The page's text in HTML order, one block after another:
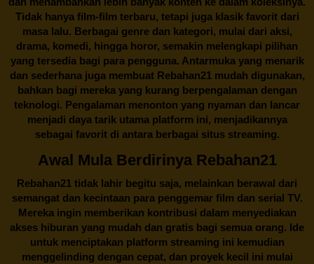
Tidak hanya film-film terbaru, tetapi juga klasik favorit dari
masa lalu. Berbagai genre dan kategori, mulai dari aksi,
drama, komedi, hingga horor, semakin melengkapi pilihan
yang tersedia bagi para pengguna. Antarmuka yang menarik
dan sederhana juga membuatRebahan21mudah digunakan,
bahkan bagi mereka yang kurang berpengalaman dengan
teknologi. Pengalaman menonton yang nyaman dan lancar
menjadi daya tarik utama platform ini, menjadikannya
sebagai favorit di antara berbagai situs streaming.
Awal Mula Berdirinya Rebahan21
Rebahan21 tidak lahir begitu saja, melainkan berawal dari
semangat dan kecintaan para penggemar film dan serial TV.
Mereka ingin memberikan kontribusi dalam menyediakan
akses hiburan yang mudah dan gratis bagi semua orang. Ide
untuk menciptakan platform streaming ini kemudian
menggelinding dengan cepat, dan proyek kecil ini mulai